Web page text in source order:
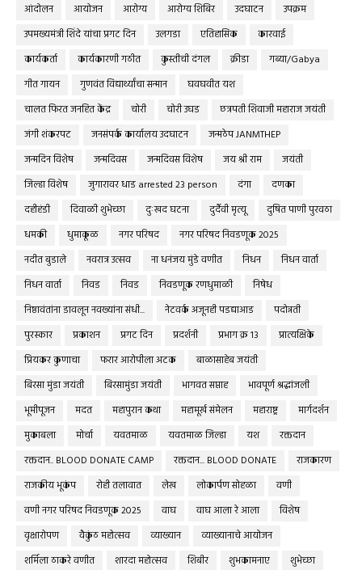
आंदोलन
आयोजन आरोग्य आरोग्य शिबिर उदघाटन
उपक्रम
उपमख्यमंत्री शिंदे यांचा प्रगट दिन
उलगडा एतिहासिक
कारवाई
कार्यकर्ता
कार्यकारणी गठीत कुस्तीची दंगल क्रीडा
गब्या/Gabya
गीत गायन
गुणवंत विद्यार्थ्यांचा सन्मान
घवघवीत यश
चालत फिरत जनहित केंद्र
चोरी चोरी उघड
छत्रपती शिवाजी महाराज जयंती
जंगी शंकरपट
जनसंपर्क कार्यालय उदघाटन
जन्मठेप JANMTHEP
जन्मदिन विशेष
जन्मदिवस जन्मदिवस विशेष जय श्री राम
जयंती
जिल्हा विशेष
जुगारावर धाड arrested 23 person दंगा
दणका
दहीहंडी
दिवाळी शुभेच्छा दुःखद घटना दुर्दैवी मृत्यू
दुषित पाणी पुरवठा
धमकी
धुमाकूळ नगर परिषद
नगर परिषद निवडणूक 2025
नदीत बुडाले
नवरात्र उत्सव ना धनंजय मुंडे वणीत निधन
निधन वार्ता
निधन वार्ता
निवड निवड निवडणूक रणधुमाळी
निषेध
निष्ठावंतांना डावलून नवख्यांना संधी...
नेटवर्क अजूनही पडद्याआड
पदोन्नती
पुरस्कार
प्रकाशन प्रगट दिन प्रदर्शनी प्रभाग क्र १३
प्रात्यक्षिके
प्रियकर कुणाचा
फरार आरोपीला अटक
बाळासाहेब जयंती
बिरसा मुंडा जयंती
बिरसामुंडा जयंती भागवत सप्ताह
भावपूर्ण श्रद्धांजली
भूमीपूजन
मदत महापुरान कथा महामूर्ख संमेलन महाराष्ट्र
मार्गदर्शन
मुकाबला
मोर्चा यवतमाळ यवतमाळ जिल्हा यश
रक्तदान
रक्तदान.. BLOOD DONATE CAMP
रक्तदान... BLOOD DONATE
राजकारण
राजकीय भूकंप
रोही तलावात लेख लोकार्पण सोहळा
वणी
वणी नगर परिषद निवडणूक 2025
वाघ वाघ आला रे आला
विशेष
वृक्षारोपण
वैकुंठ महोत्सव व्याख्यान
व्याख्यानाचे आयोजन
शर्मिला ठाकरे वणीत
शारदा महोत्सव शिबीर शुभकामनाए
शुभेच्छा